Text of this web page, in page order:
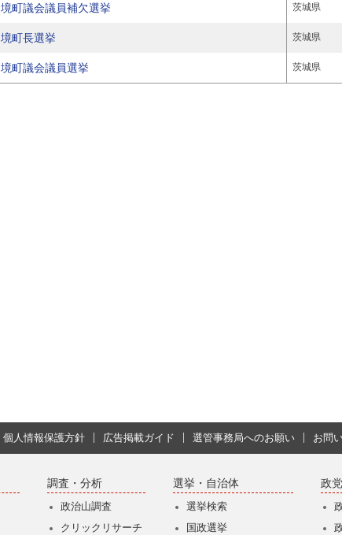
境町議会議員補欠選挙 茨城県
境町長選挙 茨城県
境町議会議員選挙 茨城県
個人情報保護方針 広告掲載ガイド 選管事務局へのお願い お問
調査・分析
政治山調査
クリックリサーチ
選挙・自治体
選挙検索
国政選挙
政